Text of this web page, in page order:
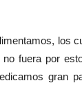
los
fuera por
gran